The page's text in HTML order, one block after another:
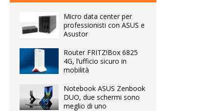
Micro data center per
professionisti con ASUS e
Asustor
Router FRITZ!Box 6825
4G, l’ufficio sicuro in
mobilità
Notebook ASUS Zenbook
DUO, due schermi sono
meglio di uno